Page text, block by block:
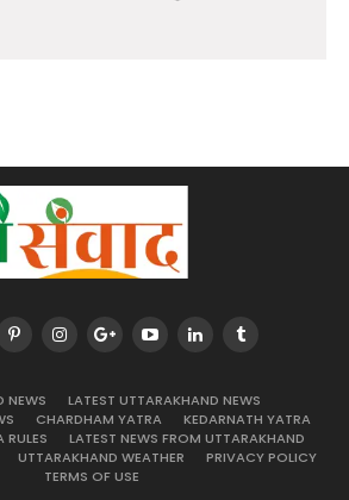
NEWS
LATEST UTTARAKHAND NEWS
CHARDHAM YATRA
KEDARNATH YATRA
RULES
LATEST NEWS FROM UTTARAKHAND
UTTARAKHAND WEATHER
PRIVACY POLICY
TERMS OF USE